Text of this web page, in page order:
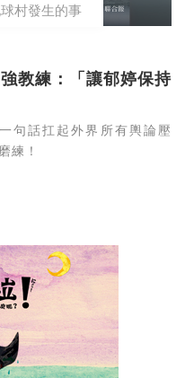
村發生的事
教練：「讓郁婷保持
句話扛起外界所有輿論壓
練！